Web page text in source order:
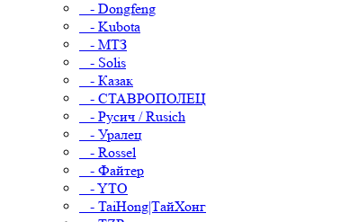
- Dongfeng
- Kubota
- МТЗ
- Solis
- Казак
- СТАВРОПОЛЕЦ
- Русич / Rusich
- Уралец
- Rossel
- Файтер
- YTO
- TaiHong|ТайХонг